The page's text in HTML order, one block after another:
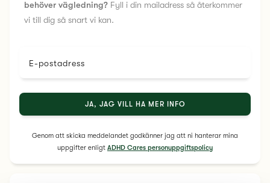
behöver vägledning? Fyll i din mailadress så återkommer
vi till dig så snart vi kan.
E-postadress
Genom att skicka meddelandet godkänner jag att ni hanterar mina
uppgifter enligt ADHD Cares personuppgiftspolicy